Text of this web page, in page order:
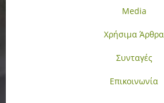
Media
Χρήσιμα Άρθρα
Συνταγές
Επικοινωνία